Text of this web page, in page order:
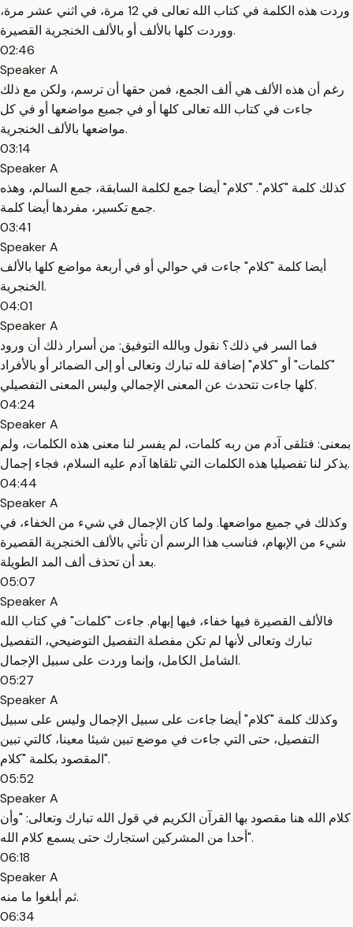
وردت هذه الكلمة في كتاب الله تعالى في 12 مرة، في اثني عشر مرة،
ووردت كلها بالألف أو بالألف الخنجرية القصيرة.
02:46
Speaker A
رغم أن هذه الألف هي ألف الجمع، فمن حقها أن ترسم، ولكن مع ذلك
جاءت في كتاب الله تعالى كلها أو في جميع مواضعها أو في كل
مواضعها بالألف الخنجرية.
03:14
Speaker A
كذلك كلمة "كلام". "كلام" أيضا جمع لكلمة السابقة، جمع السالم، وهذه
جمع تكسير، مفردها أيضا كلمة.
03:41
Speaker A
أيضا كلمة "كلام" جاءت في حوالي أو في أربعة مواضع كلها بالألف
الخنجرية.
04:01
Speaker A
فما السر في ذلك؟ نقول وبالله التوفيق: من أسرار ذلك أن ورود
"كلمات" أو "كلام" إضافة لله تبارك وتعالى أو إلى الضمائر أو بالأفراد
كلها جاءت تتحدث عن المعنى الإجمالي وليس المعنى التفصيلي.
04:24
Speaker A
بمعنى: فتلقى آدم من ربه كلمات، لم يفسر لنا معنى هذه الكلمات، ولم
يذكر لنا تفصيليا هذه الكلمات التي تلقاها آدم عليه السلام، فجاء إجمال.
04:44
Speaker A
وكذلك في جميع مواضعها. ولما كان الإجمال في شيء من الخفاء، في
شيء من الإبهام، فناسب هذا الرسم أن تأتي بالألف الخنجرية القصيرة
بعد أن تحذف ألف المد الطويلة.
05:07
Speaker A
فالألف القصيرة فيها خفاء، فيها إبهام. جاءت "كلمات" في كتاب الله
تبارك وتعالى لأنها لم تكن مفصلة التفصيل التوضيحي، التفصيل
الشامل الكامل، وإنما وردت على سبيل الإجمال.
05:27
Speaker A
وكذلك كلمة "كلام" أيضا جاءت على سبيل الإجمال وليس على سبيل
التفصيل، حتى التي جاءت في موضع تبين شيئا معينا، كالتي تبين
المقصود بكلمة "كلام".
05:52
Speaker A
كلام الله هنا مقصود بها القرآن الكريم في قول الله تبارك وتعالى: "وأن
أحدا من المشركين استجارك حتى يسمع كلام الله".
06:18
Speaker A
ثم أبلغوا ما منه.
06:34